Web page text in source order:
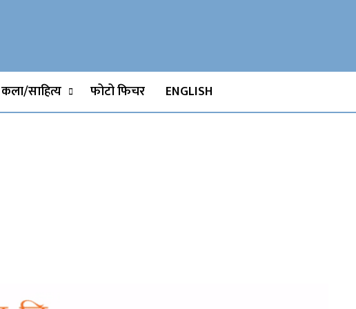
Model Watch, Movies
कला/साहित्य फोटो फिचर ENGLISH